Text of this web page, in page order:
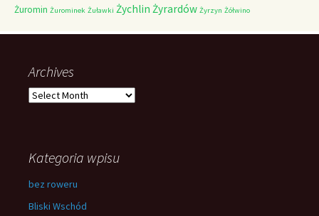
Żuromin Żurominek Żuławki Żychlin Żyrardów Żyrzyn Żółwino
Archives
Archives
Kategoria wpisu
bez roweru
Bliski Wschód